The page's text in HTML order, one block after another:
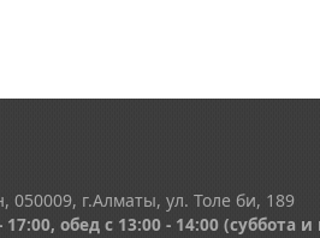
050009, г.Алматы, ул. Толе би, 189
обед с 13:00 - 14:00 (суббота